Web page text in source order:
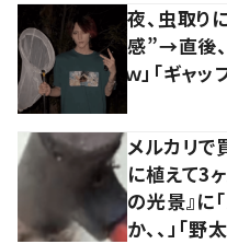
夜、虫取り
感”→直後
ｗ」「ギャッ
メルカリで
に植えて3
の光景』に
か、、」「野